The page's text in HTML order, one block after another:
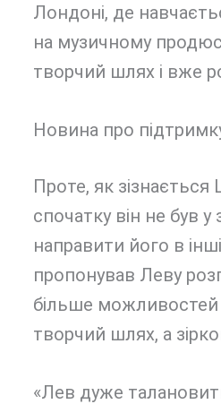
Лондоні, де
на музичному
творчий шлях і вже
Новина про
Проте, як
спочатку він не був у
направити його в
пропонував Леву
більше
творчий шлях, а
«Лев дуже